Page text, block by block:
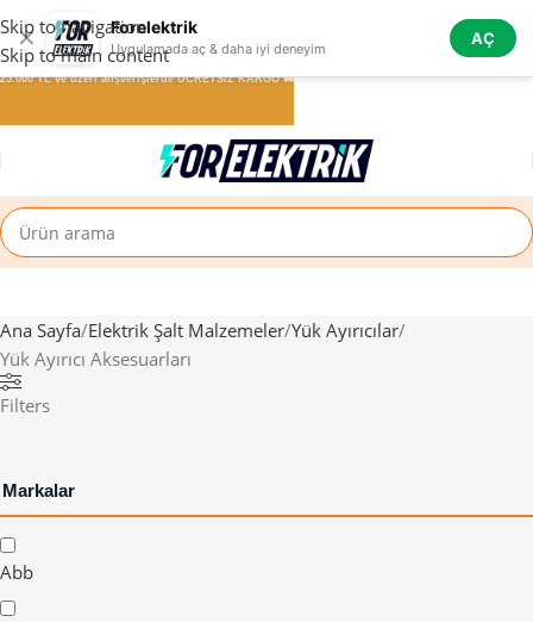
✕ Forelektrik
Uygulamada aç & daha iyi deneyim
AÇ
Skip to navigation
Skip to main content
Ana Sayfa Elektrik Şalt Malzemeler Yük Ayırıcılar
Yük Ayırıcı Aksesuarları
Filters
Markalar
Abb
25.000 TL ve üzeri alışverişlerde ÜCRETSİZ KARGO 🚚